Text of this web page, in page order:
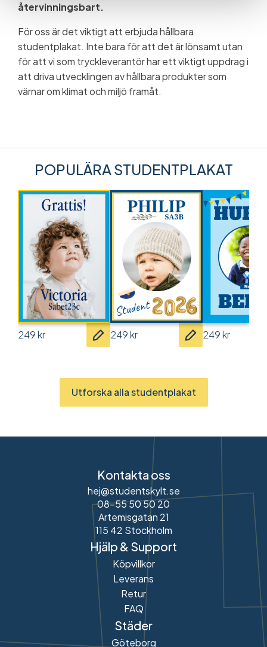
återvinningsbart.
För oss är det viktigt att erbjuda hållbara
studentplakat. Inte bara för att det är lönsamt utan
för att vi som tryckleverantör har ett viktigt uppdrag i
att driva utvecklingen av hållbara produkter som
värnar om klimat och miljö framåt.
POPULÄRA STUDENTPLAKAT
249kr 249kr 249kr
Utforska alla studentplakat
Kontakta oss
hej@studentskylt.se
08-55 50 50 20
Artemisgatan 21
115 42 Stockholm
Hjälp & Support
Köpvillkor
Leverans
Retur
FAQ
Städer
Göteborg